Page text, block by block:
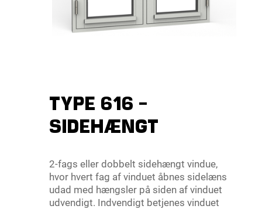
TYPE 616 -
SIDEHÆNGT
2-fags eller dobbelt sidehængt vindue,
hvor hvert fag af vinduet åbnes sidelæns
udad med hængsler på siden af vinduet
udvendigt. Indvendigt betjenes vinduet